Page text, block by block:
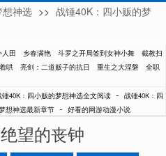
神选 >> 战锤40K：四小贩的梦
人田 乡春满艳 斗罗之开局签到女神小舞
截教扫
哄 亮剑：二道贩子的抗日 重生之大涅磐
全职
锤40K：四小贩的梦想神选全文阅读 - 战锤40K：四
想神选最新章节 - 好看的网游动漫小说
望的丧钟